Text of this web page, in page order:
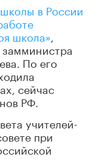
в России
школа»
По его
сейчас
РФ.
учителей-
при